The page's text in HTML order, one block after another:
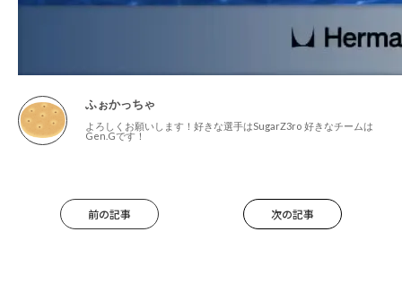
ふぉかっちゃ
よろしくお願いします！好きな選手はSugarZ3ro 好きなチームは
Gen.Gです！
前の記事 次の記事